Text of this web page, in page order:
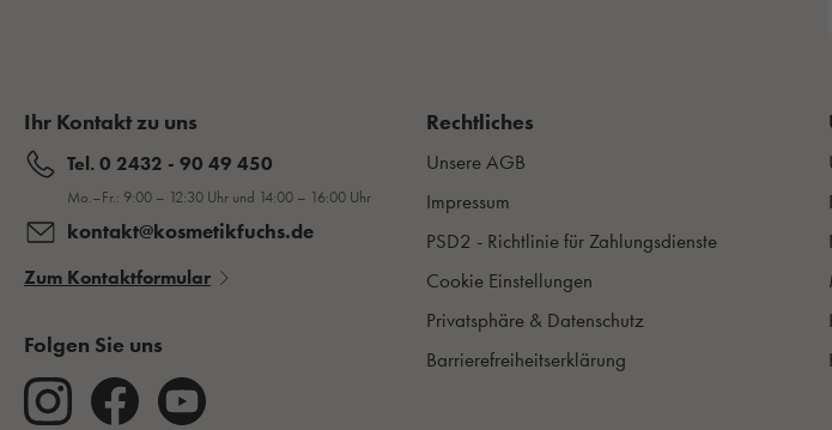
Ihr Kontakt zu uns
Tel. 0 2432 - 90 49 450
Mo.–Fr.: 9:00 – 12:30 Uhr und 14:00 – 16:00 Uhr
kontakt@kosmetikfuchs.de
Zum Kontaktformular
Folgen Sie uns
Rechtliches
Unsere AGB
Impressum
PSD2 - Richtlinie für Zahlungsdienste
Cookie Einstellungen
Privatsphäre & Datenschutz
Barrierefreiheitserklärung